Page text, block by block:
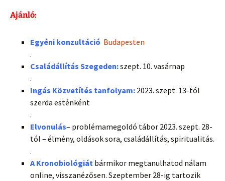
Ajánló:
Egyéni konzultáció Budapesten
.
Családállítás Szegeden:szept. 10. vasárnap
.
Ingás Közvetítés tanfolyam: 2023. szept. 13-tól
szerda esténként
.
Elvonulás– problémamegoldó tábor 2023. szept. 28-
tól – élmény, oldások sora, családállítás, spiritualitás.
.
A Kronobiológiát bármikor megtanulhatod nálam
online, visszanézősen. Szeptember 28-ig tartozik